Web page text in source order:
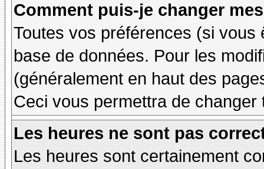
Comment puis-je changer
Toutes vos préférences (si
base de données. Pour les
(généralement en haut des
Ceci vous permettra de
Les heures ne sont pas
Les heures sont certainement